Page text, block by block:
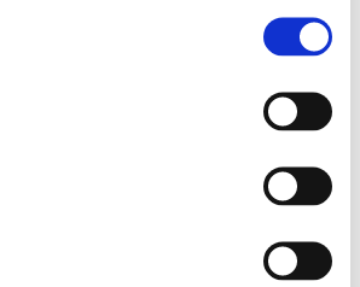
Abbonameni
Trenitalia